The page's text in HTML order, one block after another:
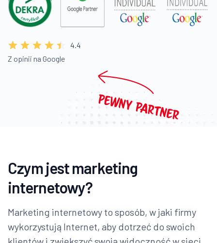
4.4
Z opinii na Google
Czym jest marketing
internetowy?
Marketing internetowy to sposób, w jaki firmy
wykorzystują Internet, aby dotrzeć do swoich